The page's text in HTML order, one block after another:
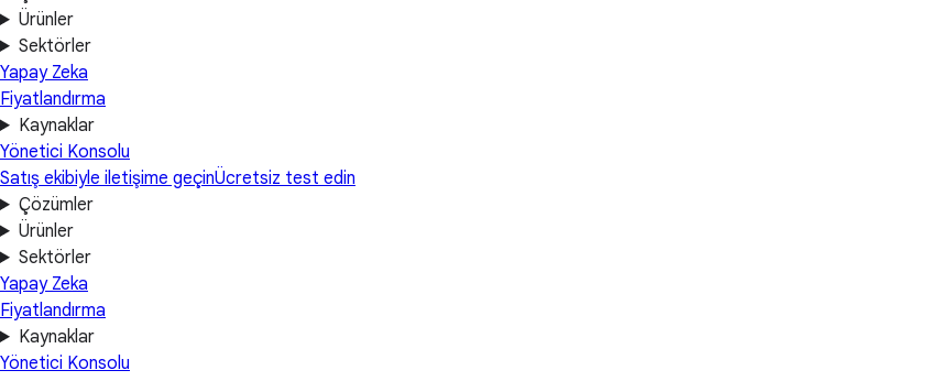
Ürünler
Sektörler
Yapay Zeka
Fiyatlandırma
Kaynaklar
Yönetici Konsolu
Satış ekibiyle iletişime geçinÜcretsiz test edin
Çözümler
Ürünler
Sektörler
Yapay Zeka
Fiyatlandırma
Kaynaklar
Yönetici Konsolu